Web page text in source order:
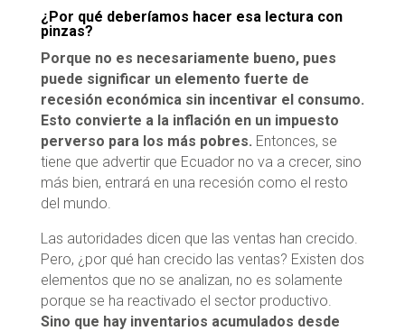
¿Por qué deberíamos hacer esa lectura con
pinzas?
Porque no es necesariamente bueno, pues
puede significar un elemento fuerte de
recesión económica sin incentivar el consumo.
Esto convierte a la inflación en un impuesto
perverso para los más pobres. Entonces, se
tiene que advertir que Ecuador no va a crecer, sino
más bien, entrará en una recesión como el resto
del mundo.
Las autoridades dicen que las ventas han crecido.
Pero, ¿por qué han crecido las ventas? Existen dos
elementos que no se analizan, no es solamente
porque se ha reactivado el sector productivo.
Sino que hay inventarios acumulados desde